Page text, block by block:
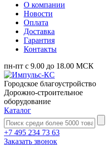
О компании
Новости
Оплата
Доставка
Гарантия
Контакты
пн-пт с 9.00 до 18.00 МСК
Городское благоустройство
Дорожно-строительное
оборудование
Каталог
+7 495 234 73 63
Заказать звонок